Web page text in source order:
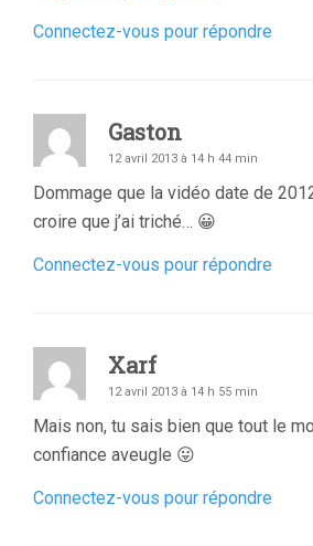
Connectez-vous pour répondre
Gaston
12 avril 2013 à 14 h 44 min
Dommage que la vidéo date de
croire que j’ai triché… 😀
Connectez-vous pour répondre
Xarf
12 avril 2013 à 14 h 55 min
Mais non, tu sais bien que tout le
confiance aveugle 😛
Connectez-vous pour répondre